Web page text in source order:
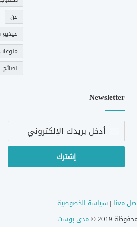
فن
فيديو
نصائح
Newsletter
أدخل
الإلكتروني
معنا |سياسة الخصوصية
2019 ©
مدى بوست